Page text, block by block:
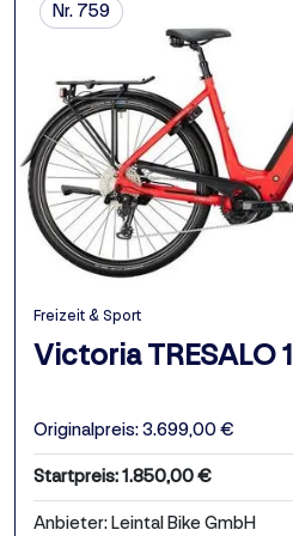
Nr. 759
Freizeit & Sport
Victoria TRESALO
Originalpreis: 3.699,00 €
Startpreis: 1.850,00 €
Anbieter: Leintal Bike GmbH